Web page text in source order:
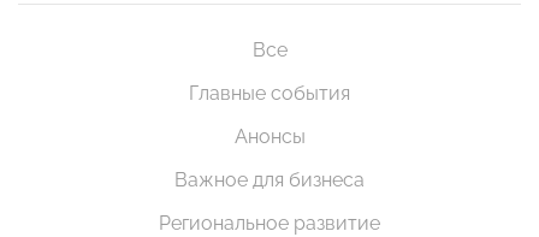
Все
Главные события
Анонсы
Важное для бизнеса
Региональное развитие